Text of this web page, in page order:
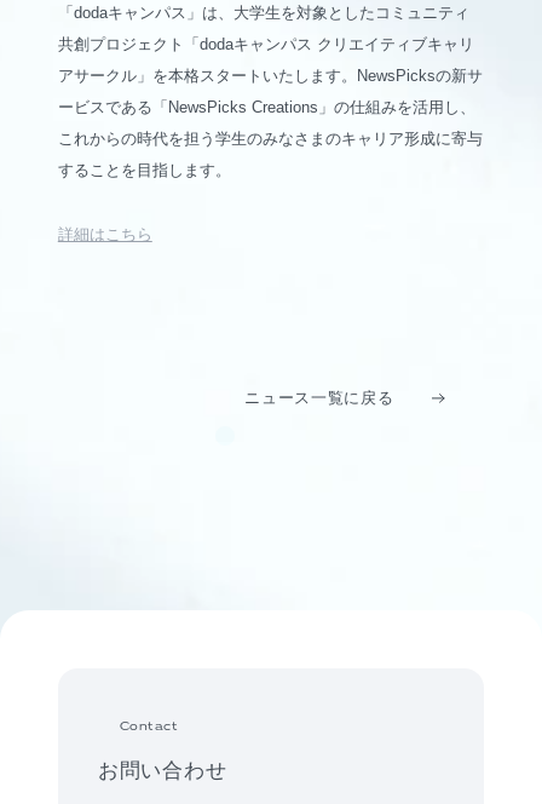
「dodaキャンパス」は、大学生を対象としたコミュニティ
共創プロジェクト「dodaキャンパス クリエイティブキャリ
アサークル」を本格スタートいたします。NewsPicksの新サ
ービスである「NewsPicks Creations」の仕組みを活用し、
これからの時代を担う学生のみなさまのキャリア形成に寄与
することを目指します。
詳細はこちら
ニュース一覧に戻る
Contact
お問い合わせ